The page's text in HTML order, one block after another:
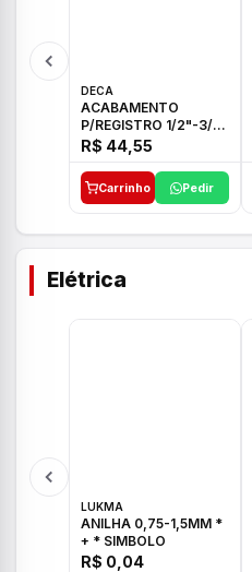
DECA
ACABAMENTO
P/REGISTRO 1/2"-3/4"
E 1"C21.PQ DECA
R$ 44,55
Carrinho Pedir
Elétrica
LUKMA
ANILHA 0,75-1,5MM *
+ * SIMBOLO
R$ 0,04